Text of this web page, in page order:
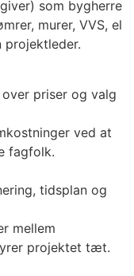
som bygherre
murer, VVS, el
projektleder.
priser og valg
ved at
fagfolk.
tidsplan og
mellem
projektet tæt.